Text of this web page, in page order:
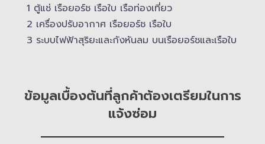
1 ตู้แช่ เรือยอร์ช เรือใบ เรือท่องเที่ยว
2 เครื่องปรับอากาศ เรือยอร์ช เรือใบ
3 ระบบไฟฟ้าสุริยะและกังหันลม บนเรือยอร์ช​และเรือใบ
ข้อมูลเบื้องต้นที่ลูกค้าต้องเตรียมในการ
แจ้งซ่อม